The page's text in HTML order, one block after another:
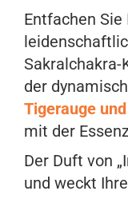
Entfachen
der
Tigerauge
mit der
Der Duft von
und weckt